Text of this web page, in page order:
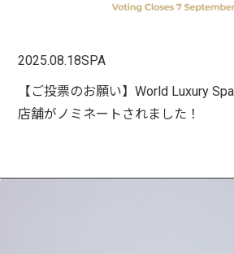
2025.08.18SPA
【ご投票のお願い】World Luxury
店舗がノミネートされました！